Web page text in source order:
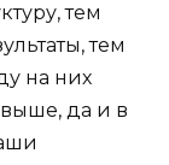
тем
тем
на них
выше, да и в